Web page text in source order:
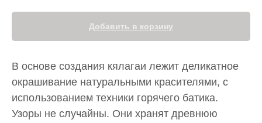
Добавить в корзину
В основе создания кялагаи лежит деликатное
окрашивание натуральными красителями, с
использованием техники горячего батика.
Узоры не случайны. Они хранят древнюю